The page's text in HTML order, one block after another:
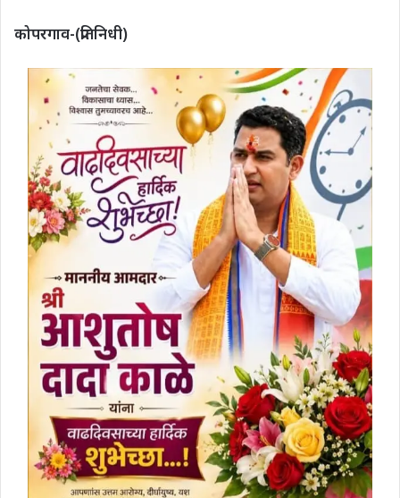
कोपरगाव-(प्रतिनिधी)